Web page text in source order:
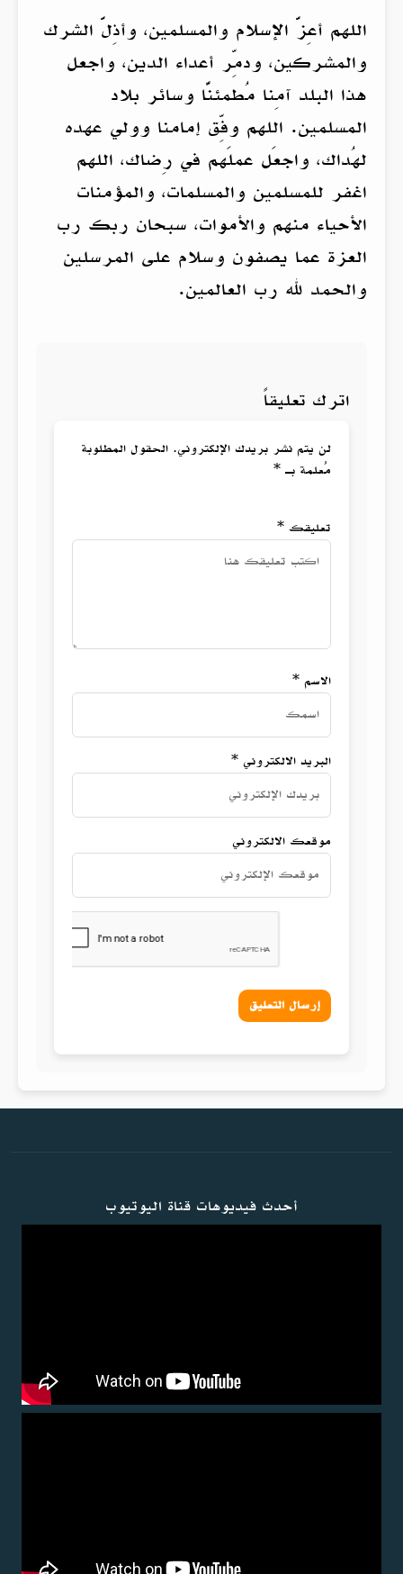
اللهم أعِزَّ الإسلام والمسلمين، وأذِلَّ الشرك
والمشركين، ودمِّر أعداء الدين، واجعل
هذا البلد آمِنا مُطمئنًّا وسائر بلاد
المسلمين. اللهم وفِّق إمامنا وولي عهده
لهُداك، واجعَل عملَهم في رِضاك، اللهم
اغفر للمسلمين والمسلمات، والمؤمنات
الأحياء منهم والأموات، سبحان ربك رب
العزة عما يصفون وسلام على المرسلين
والحمد لله رب العالمين.
اترك تعليقاً
لن يتم نشر بريدك الإلكتروني. الحقول المطلوبة
مُعلمة بـ *
تعليقك *
الاسم *
البريد الالكتروني *
موقعك الالكتروني
إرسال التعليق
أحدث فيديوهات قناة اليوتيوب